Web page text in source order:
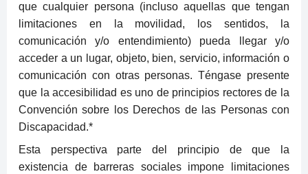
que cualquier persona (incluso aquellas que tengan
limitaciones en la movilidad, los sentidos, la
comunicación y/o entendimiento) pueda llegar y/o
acceder a un lugar, objeto, bien, servicio, información o
comunicación con otras personas. Téngase presente
que la accesibilidad es uno de principios rectores de la
Convención sobre los Derechos de las Personas con
Discapacidad.*
Esta perspectiva parte del principio de que la
existencia de barreras sociales impone limitaciones